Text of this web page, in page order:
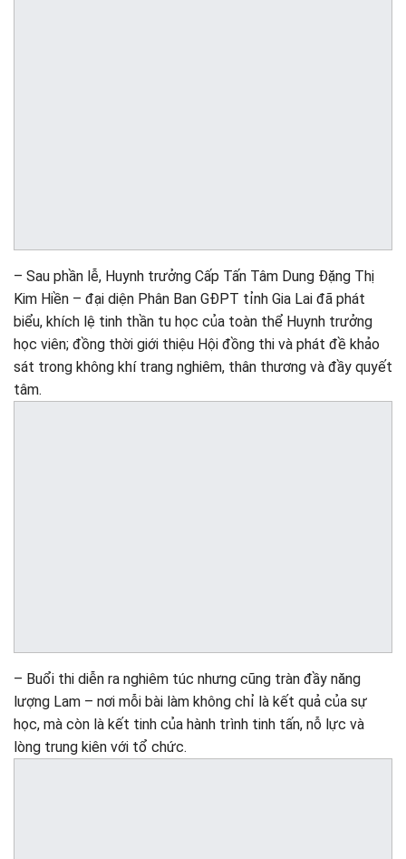
– Sau phần lễ, Huynh trưởng Cấp Tấn Tâm Dung Đặng Thị
Kim Hiền – đại diện Phân Ban GĐPT tỉnh Gia Lai đã phát
biểu, khích lệ tinh thần tu học của toàn thể Huynh trưởng
học viên; đồng thời giới thiệu Hội đồng thi và phát đề khảo
sát trong không khí trang nghiêm, thân thương và đầy quyết
tâm.
– Buổi thi diễn ra nghiêm túc nhưng cũng tràn đầy năng
lượng Lam – nơi mỗi bài làm không chỉ là kết quả của sự
học, mà còn là kết tinh của hành trình tinh tấn, nỗ lực và
lòng trung kiên với tổ chức.